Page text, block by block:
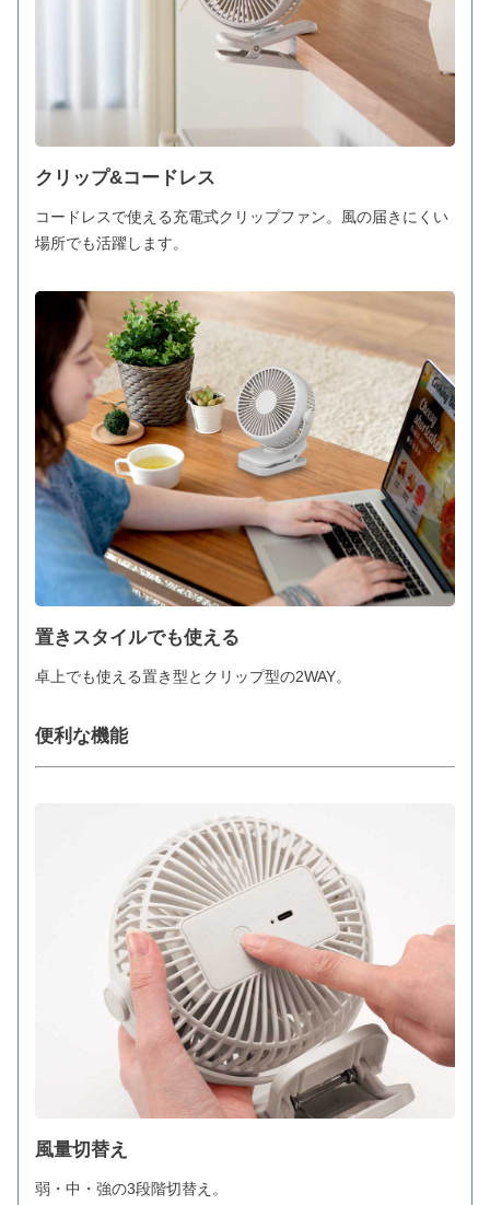
クリップ&コードレス
コードレスで使える充電式クリップファン。風の届きにくい
場所でも活躍します。
置きスタイルでも使える
卓上でも使える置き型とクリップ型の2WAY。
便利な機能
風量切替え
弱・中・強の3段階切替え。